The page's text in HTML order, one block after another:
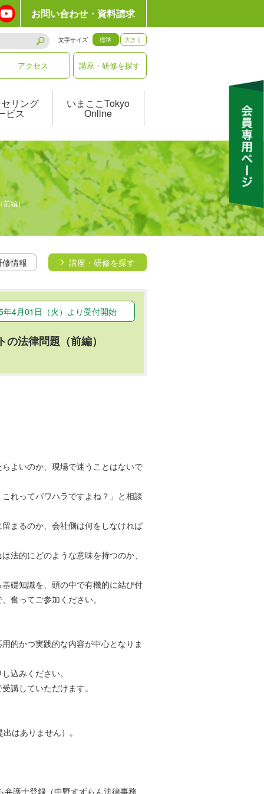
お問い合わせ・資料請求
文字サイズ 標準 大きく
アクセス 講座・研修を探す
リング
ビス
いまここTokyo
Online
前編）
情報 講座・研修を探す
年4月01日（火）より受付開始
法律問題（前編）
よいのか、現場で迷うことはないで
れってパワハラですよね？」と相談
まるのか、会社側は何をしなければ
法的にどのような意味を持つのか、
礎知識を、頭の中で有機的に結び付
奮ってご参加ください。
的かつ実践的な内容が中心となりま
込みください。
講していただけます。
はありません）。
護士登録（中野すずらん法律事務